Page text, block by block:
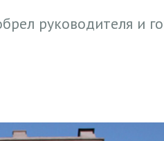
руководителя и